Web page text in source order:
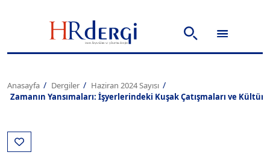
Anasayfa Dergiler
Haziran 2024 Sayısı
Zamanın Yansımaları: İşyerlerindeki Kuşak Çatışmaları ve